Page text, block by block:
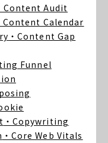
Content Audit
Content Calendar
・Content Gap
Funnel
・Copywriting
・Core Web Vitals